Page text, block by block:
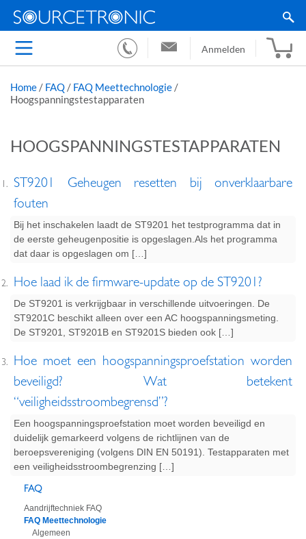
Anmelden
Home / FAQ / FAQ Meettechnologie /
Hoogspanningstestapparaten
HOOGSPANNINGSTESTAPPARATEN
ST9201 Geheugen resetten bij onverklaarbare
fouten
Bij het inschakelen laadt de ST9201 het testprogramma dat in
de eerste geheugenpositie is opgeslagen.Als het programma
dat daar is opgeslagen om […]
Hoe laad ik de firmware-update op de ST9201?
De ST9201 is verkrijgbaar in verschillende uitvoeringen. De
ST9201C beschikt alleen over een AC hoogspanningsmeting.
De ST9201, ST9201B en ST9201S bieden ook […]
Hoe moet een hoogspanningsproefstation worden
beveiligd? Wat betekent
“veiligheidsstroombegrensd”?
Een hoogspanningsproefstation moet worden beveiligd en
duidelijk gemarkeerd volgens de richtlijnen van de
beroepsvereniging (volgens DIN EN 50191). Testapparaten met
een veiligheidsstroombegrenzing […]
FAQ
Aandrijftechniek FAQ
FAQ Meettechnologie
Algemeen